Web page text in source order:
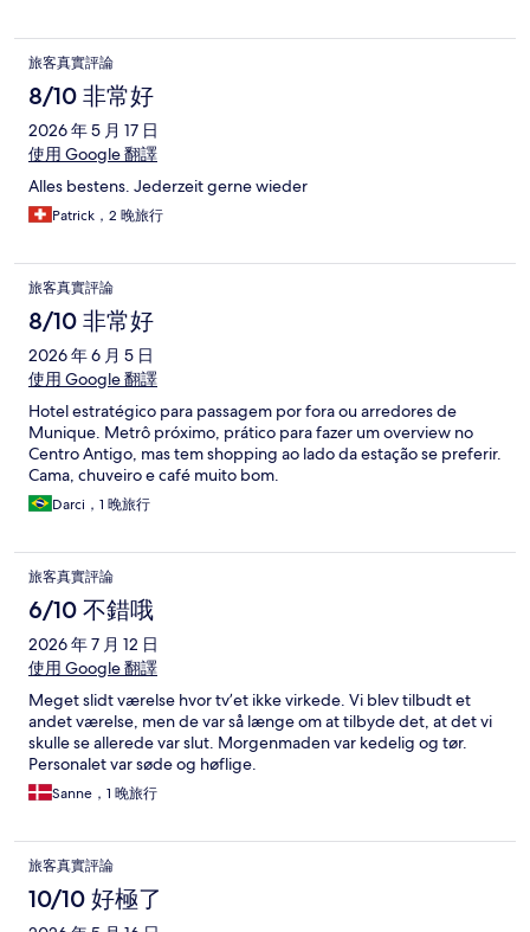
旅客真實評論
8/10 非常好
2026 年 5 月 17 日
使用 Google 翻譯
Alles bestens. Jederzeit gerne wieder
Patrick，2 晚旅行
旅客真實評論
8/10 非常好
2026 年 6 月 5 日
使用 Google 翻譯
Hotel estratégico para passagem por fora ou arredores de
Munique. Metrô próximo, prático para fazer um overview no
Centro Antigo, mas tem shopping ao lado da estação se preferir.
Cama, chuveiro e café muito bom.
Darci，1 晚旅行
旅客真實評論
6/10 不錯哦
2026 年 7 月 12 日
使用 Google 翻譯
Meget slidt værelse hvor tv’et ikke virkede. Vi blev tilbudt et
andet værelse, men de var så længe om at tilbyde det, at det vi
skulle se allerede var slut. Morgenmaden var kedelig og tør.
Personalet var søde og høflige.
Sanne，1 晚旅行
旅客真實評論
10/10 好極了